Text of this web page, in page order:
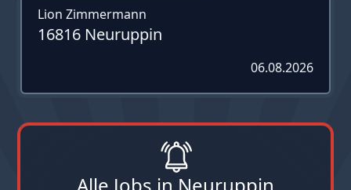
Lion Zimmermann
16816 Neuruppin
06.08.2026
Alle Jobs in Neuruppin